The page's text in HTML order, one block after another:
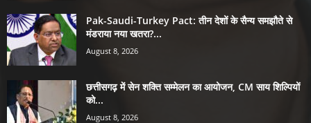
Pak-Saudi-Turkey Pact: तीन देशों के सैन्य समझौते से
मंडराया नया खतरा?...
August 8, 2026
छत्तीसगढ़ में सेन शक्ति सम्मेलन का आयोजन, CM साय शिल्पियों
को...
August 8, 2026